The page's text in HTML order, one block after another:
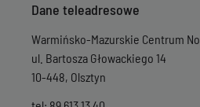
Dane teleadresowe
Warmińsko-Mazurskie Centrum
ul. Bartosza Głowackiego 14
10-448, Olsztyn